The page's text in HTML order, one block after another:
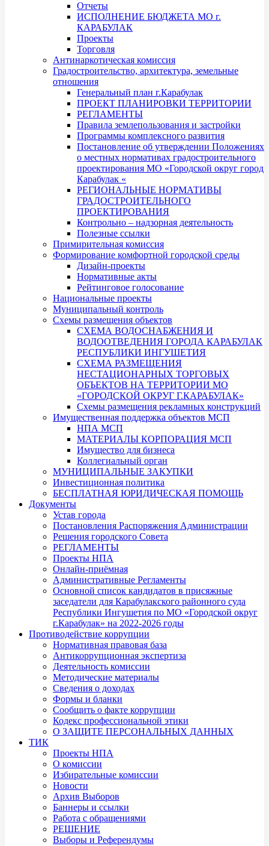
Отчеты
ИСПОЛНЕНИЕ БЮДЖЕТА МО г.
КАРАБУЛАК
Проекты
Торговля
Антинаркотическая комиссия
Градостроительство, архитектура, земельные
отношения
Генеральный план г.Карабулак
ПРОЕКТ ПЛАНИРОВКИ ТЕРРИТОРИИ
РЕГЛАМЕНТЫ
Правила землепользования и застройки
Программы комплексного развития
Постановление об утверждении Положениях
о местных нормативах градостроительного
проектирования МО «Городской округ город
Карабулак «
РЕГИОНАЛЬНЫЕ НОРМАТИВЫ
ГРАДОСТРОИТЕЛЬНОГО
ПРОЕКТИРОВАНИЯ
Контрольно – надзорная деятельность
Полезные ссылки
Примирительная комиссия
Формирование комфортной городской среды
Дизайн-проекты
Нормативные акты
Рейтинговое голосование
Национальные проекты
Муниципальный контроль
Схемы размещения объектов
СХЕМА ВОДОСНАБЖЕНИЯ И
ВОДООТВЕДЕНИЯ ГОРОДА КАРАБУЛАК
РЕСПУБЛИКИ ИНГУШЕТИЯ
СХЕМА РАЗМЕЩЕНИЯ
НЕСТАЦИОНАРНЫХ ТОРГОВЫХ
ОБЪЕКТОВ НА ТЕРРИТОРИИ МО
«ГОРОДСКОЙ ОКРУГ Г.КАРАБУЛАК»
Схемы размещения рекламных конструкций
Имущественная поддержка объектов МСП
НПА МСП
МАТЕРИАЛЫ КОРПОРАЦИЯ МСП
Имущество для бизнеса
Коллегиальный орган
МУНИЦИПАЛЬНЫЕ ЗАКУПКИ
Инвестиционная политика
БЕСПЛАТНАЯ ЮРИДИЧЕСКАЯ ПОМОЩЬ
Документы
Устав города
Постановления Распоряжения Администрации
Решения городского Совета
РЕГЛАМЕНТЫ
Проекты НПА
Онлайн-приёмная
Административные Регламенты
Основной список кандидатов в присяжные
заседатели для Карабулакского районного суда
Республики Ингушетия по МО «Городской округ
г.Карабулак» на 2022-2026 годы
Противодействие коррупции
Нормативная правовая база
Антикоррупционная экспертиза
Деятельность комиссии
Методические материалы
Сведения о доходах
Формы и бланки
Сообщить о факте коррупции
Кодекс профессиональной этики
О ЗАЩИТЕ ПЕРСОНАЛЬНЫХ ДАННЫХ
ТИК
Проекты НПА
О комиссии
Избирательные комиссии
Новости
Архив Выборов
Баннеры и ссылки
Работа с обращениями
РЕШЕНИЕ
Выборы и Референдумы